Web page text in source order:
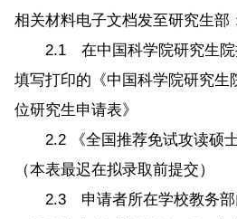
相关材料电子文档发至研究生部
2.1 在中国科学院研究生院
填写打印的《中国科学院研究生
位研究生申请表》
2.2 《全国推荐免试攻读硕士
（本表最迟在拟录取前提交）
2.3 申请者所在学校教务部